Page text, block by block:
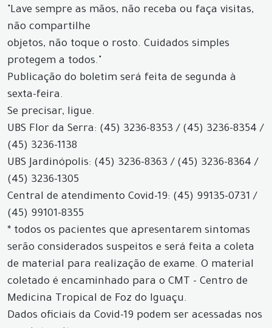
"Lave sempre as mãos, não receba ou faça visitas,
não compartilhe
objetos, não toque o rosto. Cuidados simples
protegem a todos."
Publicação do boletim será feita de segunda à
sexta-feira.
Se precisar, ligue.
UBS Flor da Serra: (45) 3236-8353 / (45) 3236-8354 /
(45) 3236-1138
UBS Jardinópolis: (45) 3236-8363 / (45) 3236-8364 /
(45) 3236-1305
Central de atendimento Covid-19: (45) 99135-0731 /
(45) 99101-8355
* todos os pacientes que apresentarem sintomas
serão considerados suspeitos e será feita a coleta
de material para realização de exame. O material
coletado é encaminhado para o CMT - Centro de
Medicina Tropical de Foz do Iguaçu.
Dados oficiais da Covid-19 podem ser acessadas nos